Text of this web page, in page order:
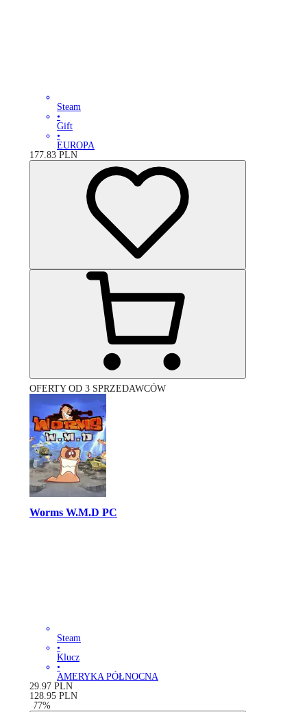
Steam
•
Gift
•
EUROPA
177.83 PLN
OFERTY OD 3 SPRZEDAWCÓW
Worms W.M.D PC
Steam
•
Klucz
•
AMERYKA PÓŁNOCNA
29.97 PLN
128.95 PLN
-77%